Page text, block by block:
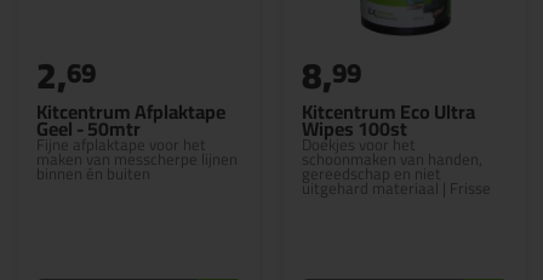
Kitcentrum Afplaktape
Geel - 50mtr
Fijne afplaktape voor het
maken van messcherpe lijnen
binnen én buiten
2,69
Kitcentrum Eco Ultra
Wipes 100st
Doekjes voor het
schoonmaken van handen,
gereedschap en niet
uitgehard materiaal | Frisse
sinaasappelgeur
8,99